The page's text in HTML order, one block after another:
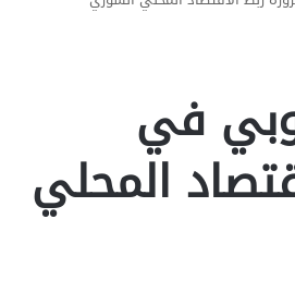
في
المحلي